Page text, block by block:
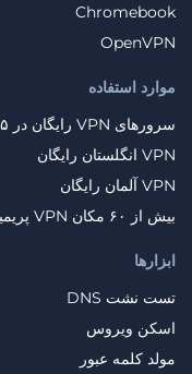
Chromebook
OpenVPN
موارد استفاده
سرورهای VPN رایگان در ۵ کشور
VPN انگلستان رایگان
VPN آلمان رایگان
بیش از ۶۰ مکان VPN پریمیوم
ابزارها
تست نشت DNS
اسکن ویروس
مولد کلمه عبور